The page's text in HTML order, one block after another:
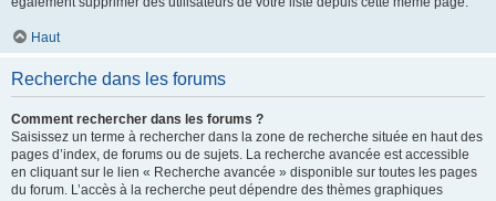
Haut
Recherche dans les forums
Comment rechercher dans les forums ?
Saisissez un terme à rechercher dans la zone de recherche située en haut des
pages d’index, de forums ou de sujets. La recherche avancée est accessible
en cliquant sur le lien « Recherche avancée » disponible sur toutes les pages
du forum. L’accès à la recherche peut dépendre des thèmes graphiques